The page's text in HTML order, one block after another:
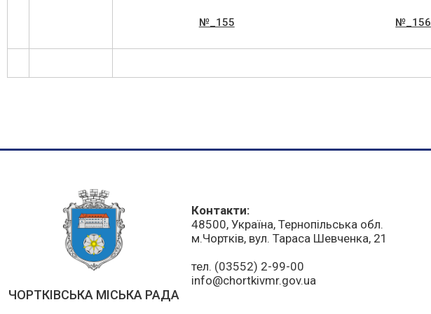
№_155 №_156
ЧОРТКІВСЬКА МІСЬКА РАДА
Контакти:
48500, Україна, Тернопільська обл.
м.Чортків, вул. Тараса Шевченка, 21
тел. (03552) 2-99-00
info@chortkivmr.gov.ua